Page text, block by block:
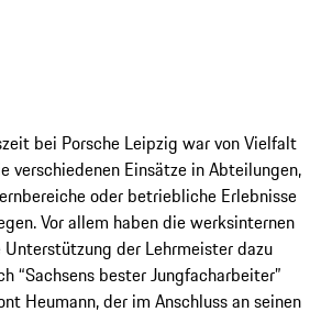
bei Porsche Leipzig war von Vielfalt
verschiedenen Einsätze in Abteilungen,
oder betriebliche Erlebnisse
Vor allem haben die werksinternen
der Lehrmeister dazu
“Sachsens bester Jungfacharbeiter”
Heumann, der im Anschluss an seinen